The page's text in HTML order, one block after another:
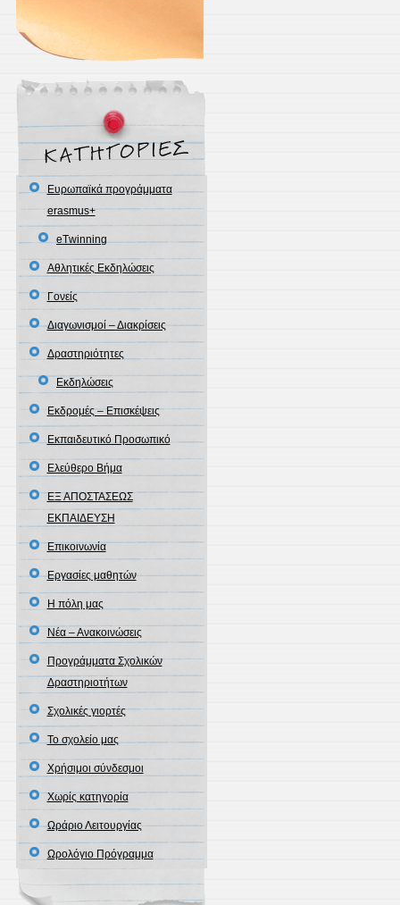
Eυρωπαϊκά προγράμματα
erasmus+
eΤwinning
Αθλητικές Εκδηλώσεις
Γονείς
Διαγωνισμοί – Διακρίσεις
Δραστηριότητες
Εκδηλώσεις
Εκδρομές – Επισκέψεις
Εκπαιδευτικό Προσωπικό
Ελεύθερο Βήμα
ΕΞ ΑΠΟΣΤΑΣΕΩΣ
ΕΚΠΑΙΔΕΥΣΗ
Επικοινωνία
Εργασίες μαθητών
Η πόλη μας
Νέα – Ανακοινώσεις
Προγράμματα Σχολικών
Δραστηριοτήτων
Σχολικές γιορτές
Το σχολείο μας
Χρήσιμοι σύνδεσμοι
Χωρίς κατηγορία
Ωράριο Λειτουργίας
Ωρολόγιο Πρόγραμμα